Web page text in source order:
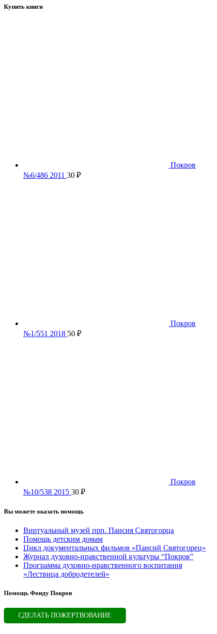
Купить книги
Покров
№6/486 2011 30 ₽
Покров
№1/551 2018 50 ₽
Покров
№10/538 2015 30 ₽
Вы можете оказать помощь
Виртуальный музей прп. Паисия Святогорца
Помощь детским домам
Цикл документальных фильмов «Паисий Святогорец»
Журнал духовно-нравственной культуры “Покров”
Программа духовно-нравственного воспитания
«Лествица добродетелей»
Помощь Фонду Покров
СДЕЛАТЬ ПОЖЕРТВОВАНИЕ